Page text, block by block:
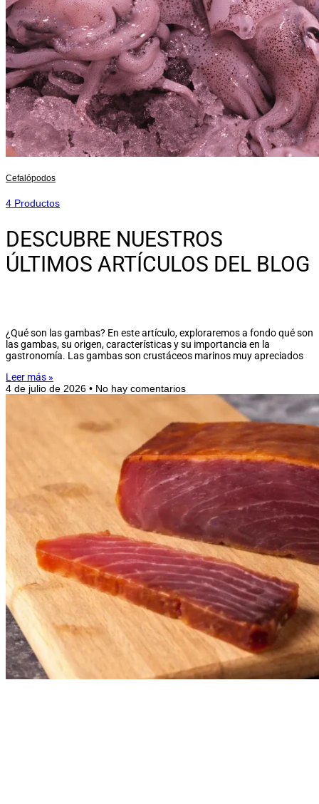
Cefalópodos
4 Productos
DESCUBRE NUESTROS
ÚLTIMOS ARTÍCULOS DEL BLOG
¿Qué son las gambas? En este artículo, exploraremos a fondo qué son
las gambas, su origen, características y su importancia en la
gastronomía. Las gambas son crustáceos marinos muy apreciados
Leer más »
4 de julio de 2026
No hay comentarios